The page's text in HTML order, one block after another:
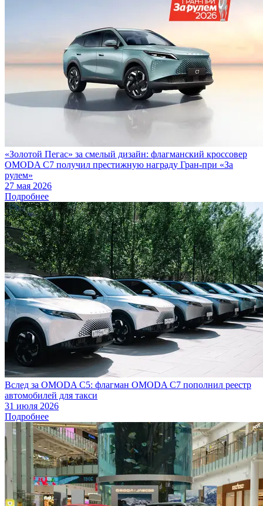
«Золотой Пегас» за смелый дизайн: флагманский кроссовер
OMODA C7 получил престижную награду Гран-при «За
рулем»
27 мая 2026
Подробнее
Вслед за OMODA C5: флагман OMODA C7 пополнил реестр
автомобилей для такси
31 июля 2026
Подробнее